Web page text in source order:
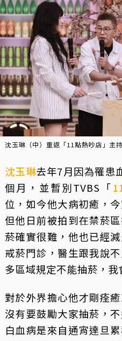
沈玉琳（中）重返「11點熱吵店」主
沈玉琳去年7月因為罹患
個月，並暫別TVBS「
位，如今他大病初癒，
但他日前被拍到在禁菸
菸確實很難，他也已經
戒菸門診，醫生跟我說
多區域規定不能抽菸，我
對於外界擔心他才剛痊
沒有要鼓勵大家抽菸，
白血病是來自通宵達旦